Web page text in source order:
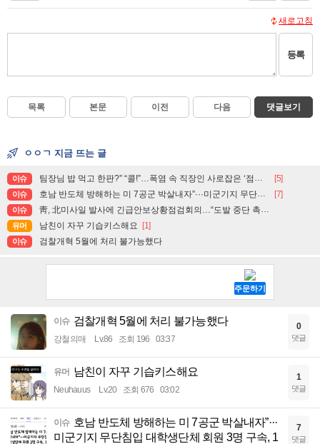
새로고침
등록
목록 본문 이전 다음 댓글보기
ㅇㅇㄱ 지금 뜨는 글
이슈 팀장님 밥 먹고 한판?” “콜!”…폭염 속 직장인 사로잡은 ‘점심 몰캉스’ [5]
이슈 호남 반도체 방해하는 미 7공군 박살내자”···미군기지 무단침입 대학생단체 회원 3명 구속, 1명은 기각 [7]
이슈 靑, 北미사일 발사에 긴급안보상황점검회의…“도발 중단 촉구”
유머 남친이 자꾸 기습키스해요 [1]
이슈 검찰개혁 5월에 처리 불가능했다
이슈 검찰개혁 5월에 처리 불가능했다
강철의매 Lv.86 조회 196 03:37
0
댓글
유머 남친이 자꾸 기습키스해요
Neuhauus Lv.20 조회 676 03:02
1
댓글
이슈 호남 반도체 방해하는 미 7공군 박살내자”···
미군기지 무단침입 대학생단체 회원 3명 구속, 1
7
댓글